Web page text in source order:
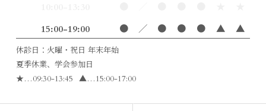
15:00-19:00
● ／ ● ● ● ▲ ▲
休診日：火曜・祝日 年末年始
夏季休業、学会参加日
★…09:30-13:45 ▲…15:00-17:00